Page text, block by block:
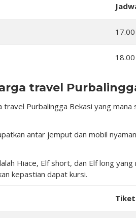
travel
travel Purbalingga Bekasi yang mana
antar jemput dan mobil
Hiace, Elf short, dan Elf long
kepastian dapat kursi.